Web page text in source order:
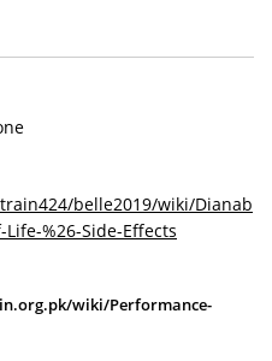
belle2019/wiki/Dianab
%26-Side-Effects
wiki/Performance-